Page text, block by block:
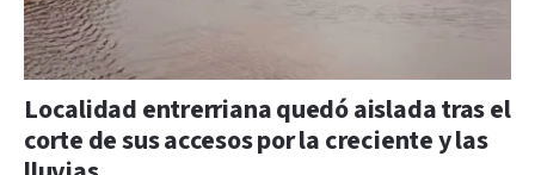
Localidad entrerriana quedó aislada tras el
corte de sus accesos por la creciente y las